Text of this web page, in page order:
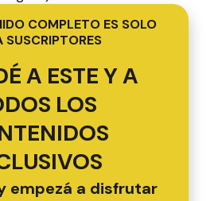
COMPLETO ES SOLO
SUSCRIPTORES
A ESTE Y A
LOS
empezá a disfrutar